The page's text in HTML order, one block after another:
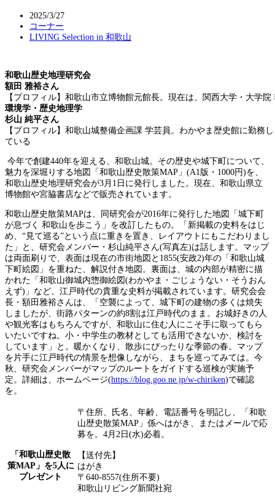
2025/3/27
コーナー
LIVING Selection in 和歌山
和歌山歴史地理研究会
額田 雅裕さん
【プロフィル】和歌山市立博物館元館長。現在は、関西大学・大学
環境学・歴史地理学
杉山 純平さん
【プロフィル】和歌山城整備企画課 学芸員。わかやま歴史館に勤務
ている
今年で創建440年を迎える、和歌山城。その歴史や城下町について、
魅力を深堀りする地図「和歌山歴史散策MAP」(A1版・1000円)を、
和歌山歴史地理研究会が3月1日に発行しました。現在、和歌山県立
博物館や宮脇書店などで販売されています。
和歌山歴史散策MAPは、同研究会が2016年に発行した地図「城下町
が息づく 和歌山を歩こう」を改訂したもの。「新掲載の史料をはじ
め、“見て巡る”という点に重きを置き、レイアウトにもこだわりまし
た」と、研究会メンバー・杉山純平さん(写真左)は話します。マップ
は両面刷りで、表面は現在の市街地図と1855(安政2)年の「和歌山城
下町絵図」を重ねた、解説付き地図。裏面は、城の内部が精密に描
かれた「和歌山御城内惣御絵図(わかやま・ごじょうない・そうおん
えず)」など、江戸時代の貴重な史料が掲載されています。研究会会
長・額田雅裕さんは、「空襲によって、城下町の建物の多くは焼失
しましたが、街路パターンの約8割は江戸時代のまま。お城好きの人
や観光客はもちろんですが、和歌山に住む人にこそ手に取ってもら
いたいですね。小・中学生の教材としても活用できないか、検討を
しています」と。暖かくなり、散歩にぴったりな季節の春。マップ
を片手に江戸時代の情景を想像しながら、まちを巡ってみては。今
秋、研究会メンバーがマップのルートをガイドする巡検が実施予
定。詳細は、ホームページ(https://blog.goo.ne.jp/w-chiriken)で確認
を。
「和歌山歴史散
策MAP」を5人に
プレゼント
〒住所、氏名、年齢、電話番号を明記し、「和歌
山歴史散策MAP」係へはがき、またはメールで応
募を。4月2日(水)必着。
【送付先】
はがき
〒640-8557(住所不要)
和歌山リビング新聞社宛